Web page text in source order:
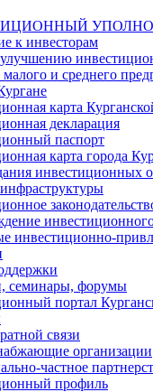
к инвесторам
и среднего
карта
декларация
паспорт
карта города
инвестиционных
инвестиционно-
семинары, форумы
портал
связи
организации
частное
профиль